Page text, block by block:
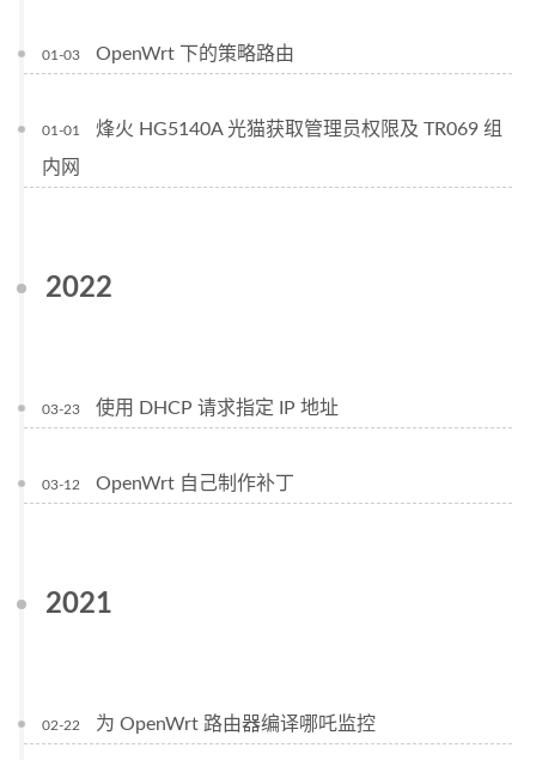
01-03 OpenWrt 下的策略路由
01-01
烽火 HG5140A 光猫获取管理员权限及 TR069 组
内网
2022
03-23 使用 DHCP 请求指定 IP 地址
03-12 OpenWrt 自己制作补丁
2021
02-22 为 OpenWrt 路由器编译哪吒监控